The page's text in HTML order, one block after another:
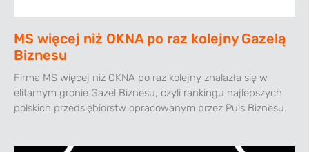
MS więcej niż OKNA po raz kolejny Gazelą
Biznesu
Firma MS więcej niż OKNA po raz kolejny znalazła się w
elitarnym gronie Gazel Biznesu, czyli rankingu najlepszych
polskich przedsiębiorstw opracowanym przez Puls Biznesu.